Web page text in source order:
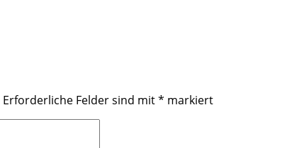
Erforderliche Felder sind mit* markiert